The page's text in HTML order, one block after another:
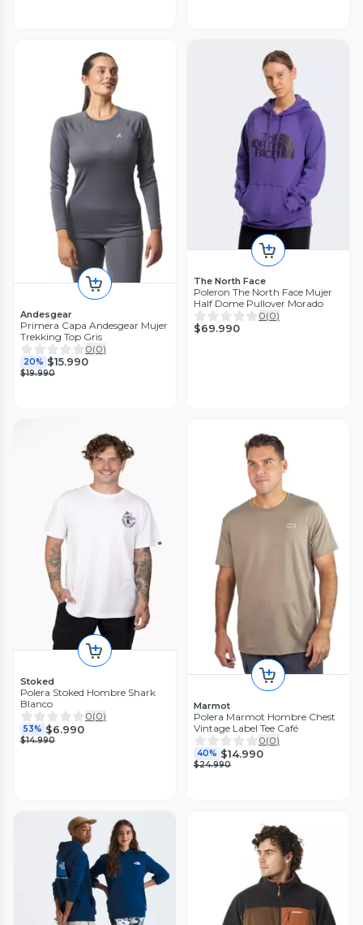
Andesgear
Primera Capa Andesgear Mujer
Trekking Top Gris
0(0)
20% $15.990
$19.990
The North Face
Poleron The North Face Mujer
Half Dome Pullover Morado
0(0)
$69.990
Stoked
Polera Stoked Hombre Shark
Blanco
0(0)
53% $6.990
$14.990
Marmot
Polera Marmot Hombre Chest
Vintage Label Tee Café
0(0)
40% $14.990
$24.990